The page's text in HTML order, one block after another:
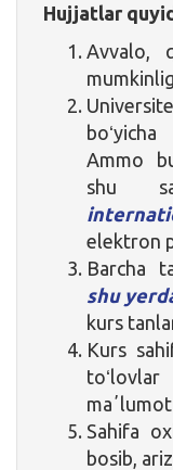
Hujjatlar
Avvalo,
Ammo
shu
elektron
Barcha
shu
kurs
Kurs
Sahifa
bosib,